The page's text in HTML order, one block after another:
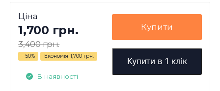
Ціна
1,700 грн.
3,400 грн.
- 50% Економія 1,700 грн.
В наявності
Купити
Купити в 1 клік